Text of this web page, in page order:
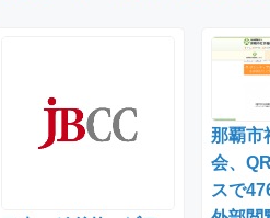
那覇市
会、
スで